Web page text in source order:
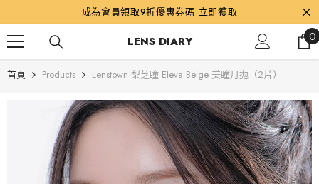
成為會員領取9折優惠券碼 立即獲取
LENS DIARY 00
首頁 Products Lenstown 梨芝瞳 Eleva Beige 美瞳月拋（2片）